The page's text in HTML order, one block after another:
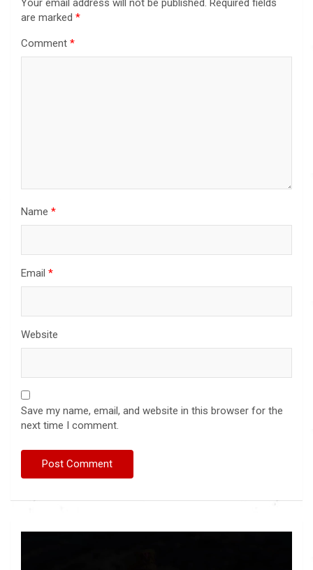
Your email address will not be published. Required fields
are marked *
Comment *
Name *
Email *
Website
Save my name, email, and website in this browser for the
next time I comment.